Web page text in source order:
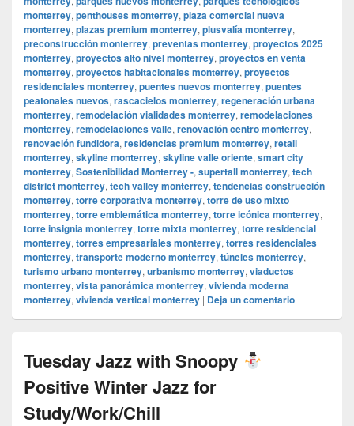
monterrey, penthouses monterrey, plaza comercial nueva
monterrey, plazas premium monterrey, plusvalía monterrey,
preconstrucción monterrey, preventas monterrey, proyectos 2025
monterrey, proyectos alto nivel monterrey, proyectos en venta
monterrey, proyectos habitacionales monterrey, proyectos
residenciales monterrey, puentes nuevos monterrey, puentes
peatonales nuevos, rascacielos monterrey, regeneración urbana
monterrey, remodelación vialidades monterrey, remodelaciones
monterrey, remodelaciones valle, renovación centro monterrey,
renovación fundidora, residencias premium monterrey, retail
monterrey, skyline monterrey, skyline valle oriente, smart city
monterrey, Sostenibilidad Monterrey -, supertall monterrey, tech
district monterrey, tech valley monterrey, tendencias construcción
monterrey, torre corporativa monterrey, torre de uso mixto
monterrey, torre emblemática monterrey, torre icónica monterrey,
torre insignia monterrey, torre mixta monterrey, torre residencial
monterrey, torres empresariales monterrey, torres residenciales
monterrey, transporte moderno monterrey, túneles monterrey,
turismo urbano monterrey, urbanismo monterrey, viaductos
monterrey, vista panorámica monterrey, vivienda moderna
monterrey, vivienda vertical monterrey | Deja un comentario
Tuesday Jazz with Snoopy
Positive Winter Jazz for
Study/Work/Chill